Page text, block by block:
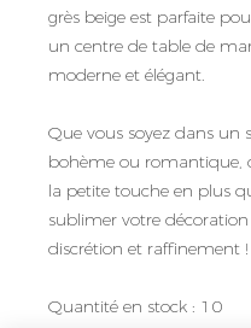
grès beige est parfaite
un centre de table de
moderne et élégant.
Que vous soyez dans un
bohème ou romantique,
la petite touche en plus
sublimer votre décoration
discrétion et raffinement !
Quantité en stock : 10